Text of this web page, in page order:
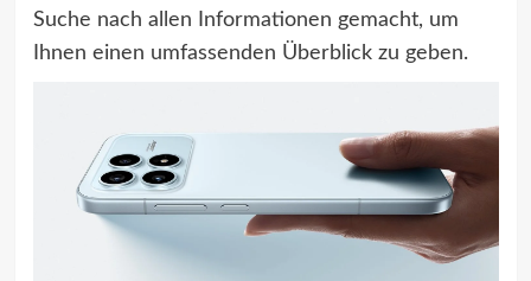
Suche nach allen Informationen gemacht, um
Ihnen einen umfassenden Überblick zu geben.